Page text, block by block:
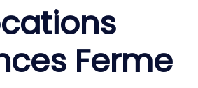
Ferme